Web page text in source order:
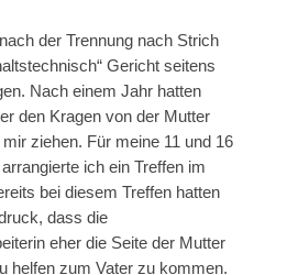
der Trennung nach Strich
Gericht seitens
Nach einem Jahr hatten
den Kragen von der Mutter
ziehen. Für meine 11 und 16
ich ein Treffen im
bei diesem Treffen hatten
dass die
eher die Seite der Mutter
helfen zum Vater zu kommen.